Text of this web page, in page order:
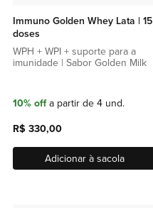
Immuno Golden Whey Lata | 15
doses
WPH + WPI + suporte para a
imunidade | Sabor Golden Milk
10% offa partir de 4 und.
R$ 330,00
Adicionar à sacola